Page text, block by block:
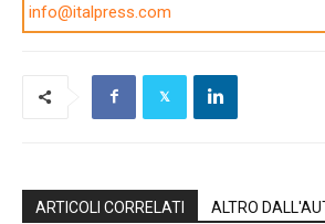
info@italpress.com
ARTICOLI CORRELATI ALTRO